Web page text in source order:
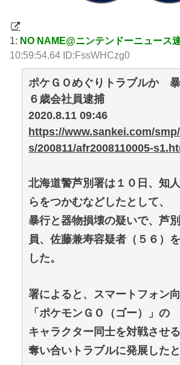
1: NO NAME@ニンテンドーニュース
10:59:54.64 ID:FssWHCzg0
ポケＧＯめぐりトラブルか
６歳会社員逮捕
2020.8.11 09:46
https://www.sankei.com/
s/200811/afr2008110005-
北海道警芦別署は１０日、知
らをつかむなどしたとして、
暴行と器物損壊の疑いで、芦
員、佐藤兼寿容疑者（５６）
した。
署によると、スマートフォン
「ポケモンＧＯ（ゴー）」の
キャラクター同士を対戦させ
奪い合いトラブルに発展したと